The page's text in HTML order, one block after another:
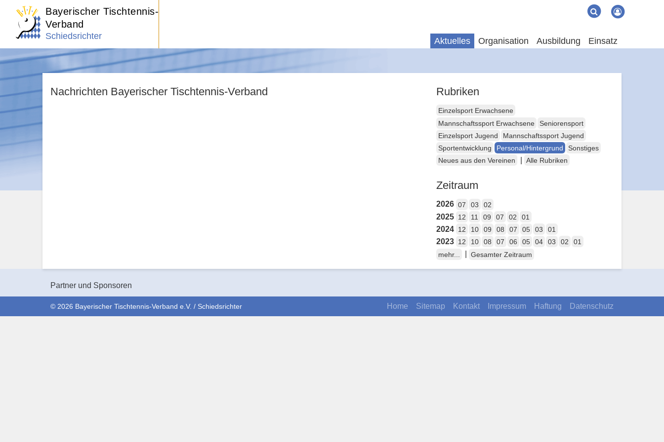
Bayerischer Tischtennis-
Verband
Schiedsrichter
Suche Suchen
Aktuelles Organisation Ausbildung Einsatz
Nachrichten Bayerischer Tischtennis-Verband Rubriken
Einzelsport Erwachsene
Mannschaftssport Erwachsene
Seniorensport
Einzelsport Jugend
Mannschaftssport Jugend
Sportentwicklung
Personal/Hintergrund
Sonstiges
Neues aus den Vereinen
Alle Rubriken
Zeitraum
2026 07 03 02
2025 12 11 09 07 02 01
2024 12 10 09 08 07 05 03 01
2023 12 10 08 07 06 05 04 03 02
01
mehr...
Gesamter Zeitraum
Partner und Sponsoren
Home Sitemap Kontakt Impressum Haftung Datenschutz
© 2026 Bayerischer Tischtennis-Verband e.V. / Schiedsrichter